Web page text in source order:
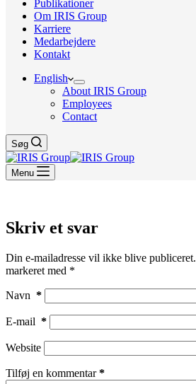
Publikationer
Om IRIS Group
Karriere
Medarbejdere
Kontakt
English
About IRIS Group
Employees
Contact
Søg
Menu
Skriv et svar
Din e-mailadresse vil ikke blive publiceret.
markeret med *
Navn *
E-mail *
Website
Tilføj en kommentar*